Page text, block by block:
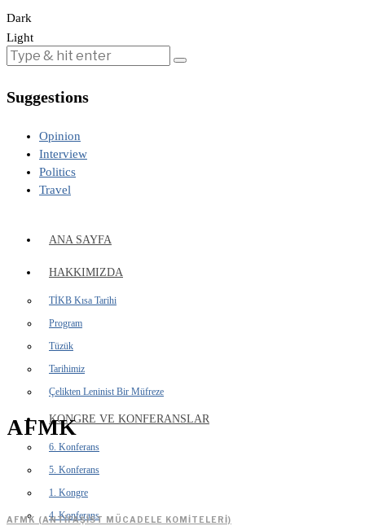
Dark
Light
Suggestions
Opinion
Interview
Politics
Travel
ANA SAYFA
HAKKIMIZDA
TİKB Kısa Tarihi
Program
Tüzük
Tarihimiz
Çelikten Leninist Bir Müfreze
KONGRE VE KONFERANSLAR
6. Konferans
5. Konferans
1. Kongre
4. Konferans
AFMK
AFMK (ANTIFAŞIST MÜCADELE KOMITELERI)